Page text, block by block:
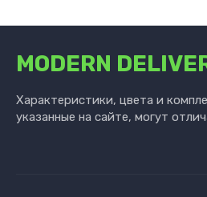
MODERN
Характеристики, цвета и
указанные на сайте, могут